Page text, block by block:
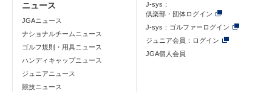
ニュース
JGAニュース
ナショナルチームニュース
ゴルフ規則・用具ニュース
ハンディキャップニュース
ジュニアニュース
競技ニュース
J-sys：
倶楽部・団体ログイン
J-sys：ゴルファーログイン
ジュニア会員：ログイン
JGA個人会員